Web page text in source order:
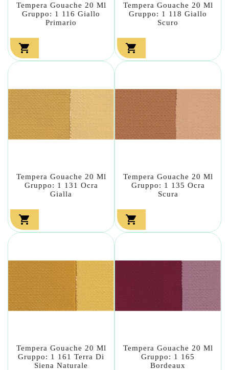
Tempera Gouache 20 Ml
Gruppo: 1 116 Giallo
Primario

Tempera Gouache 20 Ml
Gruppo: 1 118 Giallo
Scuro

Tempera Gouache 20 Ml
Gruppo: 1 131 Ocra
Gialla

Tempera Gouache 20 Ml
Gruppo: 1 135 Ocra
Scura

Tempera Gouache 20 Ml
Gruppo: 1 161 Terra Di
Siena Naturale
Tempera Gouache 20 Ml
Gruppo: 1 165
Bordeaux